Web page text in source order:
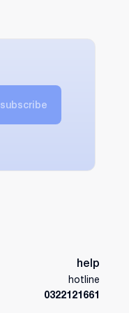
subscribe
help
hotline
0322121661